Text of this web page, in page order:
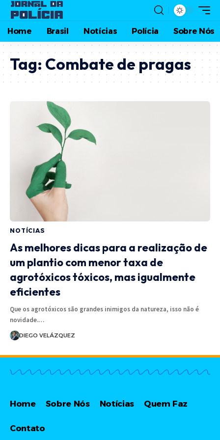
Home Brasil Notícias Polícia Sobre Nós
Tag: Combate de pragas
NOTÍCIAS
As melhores dicas para a realização de
um plantio com menor taxa de
agrotóxicos tóxicos, mas igualmente
eficientes
Que os agrotóxicos são grandes inimigos da natureza, isso não é
novidade.…
DIEGO VELÁZQUEZ
Home Sobre Nós Notícias Quem Faz
Contato